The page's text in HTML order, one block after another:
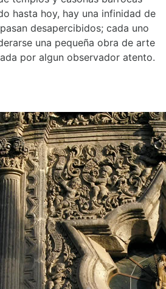
hasta hoy, hay una infinidad de
desapercibidos; cada uno
una pequeña obra de arte
por algun observador atento.